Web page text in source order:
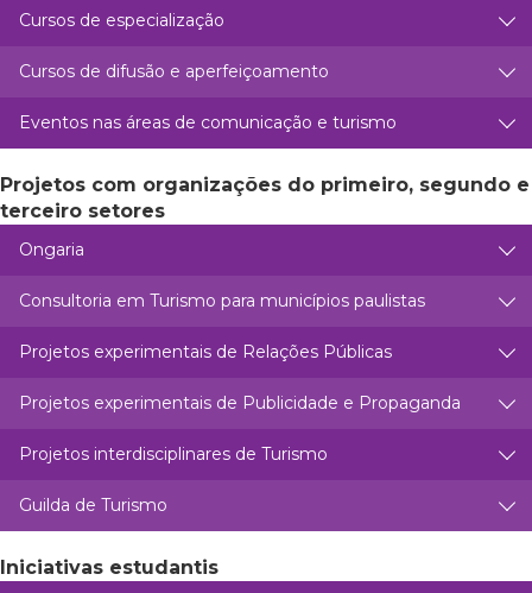
Cursos de especialização
Cursos de difusão e aperfeiçoamento
Eventos nas áreas de comunicação e turismo
Projetos com organizações do primeiro, segundo e
terceiro setores
Ongaria
Consultoria em Turismo para municípios paulistas
Projetos experimentais de Relações Públicas
Projetos experimentais de Publicidade e Propaganda
Projetos interdisciplinares de Turismo
Guilda de Turismo
Iniciativas estudantis